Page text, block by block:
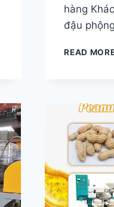
hàng
đậu
READ